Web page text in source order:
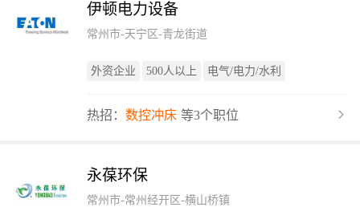
伊顿电力设备
常州市-天宁区-青龙街道
外资企业 500人以上 电气/电力/水利
热招： 数控冲床 等3个职位
永葆环保
常州市-常州经开区-横山桥镇